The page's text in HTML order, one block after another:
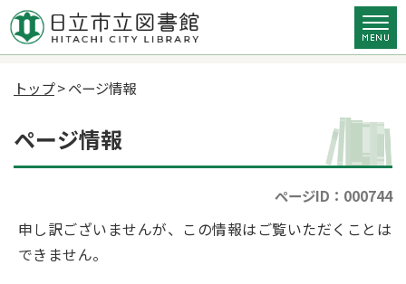
トップ> ページ情報
ページ情報
ページID：000744
申し訳ございませんが、この情報はご覧いただくことは
できません。